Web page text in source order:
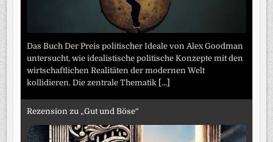
Das Buch Der Preis politischer Ideale von Alex Goodman
untersucht, wie idealistische politische Konzepte mit den
wirtschaftlichen Realitäten der modernen Welt
kollidieren. Die zentrale Thematik [...]
Rezension zu „Gut und Böse“